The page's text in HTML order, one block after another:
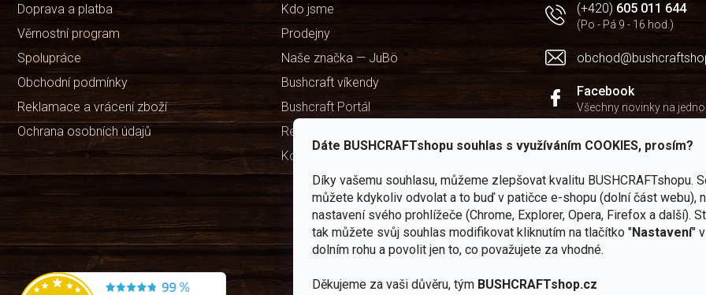
Dáte BUSHCRAFTshopu souhlas s využíváním COOKIES, prosím?
Díky vašemu souhlasu, můžeme zlepšovat kvalitu BUSHCRAFTshopu.
můžete kdykoliv odvolat a to buď v patičce e-shopu (dolní část webu),
nastavení svého prohlížeče (Chrome, Explorer, Opera, Firefox a další).
tak můžete svůj souhlas modifikovat kliknutím na tlačítko "Nastavení"
dolním rohu a povolit jen to, co považujete za vhodné.
Děkujeme za vaši důvěru, tým BUSHCRAFTshop.cz
Doprava a platba
Věrnostní program
Spolupráce
Obchodní podmínky
Reklamace a vrácení zboží
Ochrana osobních údajů
Kdo jsme
Prodejny
Naše značka — JuBö
Bushcraft víkendy
Bushcraft Portál
Recenze obchodu
Kontakty
(+420) 605 011 644
(Po - Pá 9 - 16 hod.)
Facebook
Všechny novinky na
Instagram
Zážitky z našich výprav
Youtube
Užitečné recenze a návody